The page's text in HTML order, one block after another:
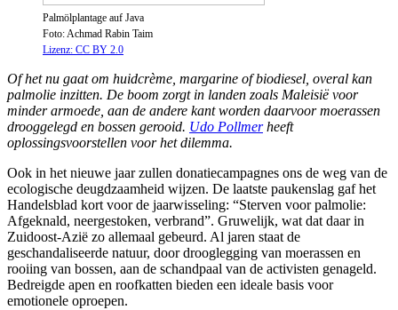
Palmölplantage auf Java
Foto: Achmad Rabin Taim
Lizenz: CC BY 2.0
Of het nu gaat om huidcrème, margarine of biodiesel, overal kan
palmolie inzitten. De boom zorgt in landen zoals Maleisië voor
minder armoede, aan de andere kant worden daarvoor moerassen
drooggelegd en bossen gerooid. Udo Pollmerheeft
oplossingsvoorstellen voor het dilemma.
Ook in het nieuwe jaar zullen donatiecampagnes ons de weg van de
ecologische deugdzaamheid wijzen. De laatste paukenslag gaf het
Handelsblad kort voor de jaarwisseling: “Sterven voor palmolie:
Afgeknald, neergestoken, verbrand”. Gruwelijk, wat dat daar in
Zuidoost-Azië zo allemaal gebeurd. Al jaren staat de
geschandaliseerde natuur, door drooglegging van moerassen en
rooiing van bossen, aan de schandpaal van de activisten genageld.
Bedreigde apen en roofkatten bieden een ideale basis voor
emotionele oproepen.